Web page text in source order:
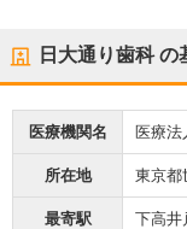
日大通り歯科の
医療機関名 医療法
所在地 東京都
最寄駅 下高井